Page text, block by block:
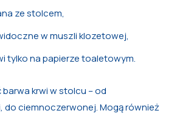
ze stolcem,
w muszli klozetowej,
tylko na papierze toaletowym.
krwi w stolcu – od
do ciemnoczerwonej. Mogą również